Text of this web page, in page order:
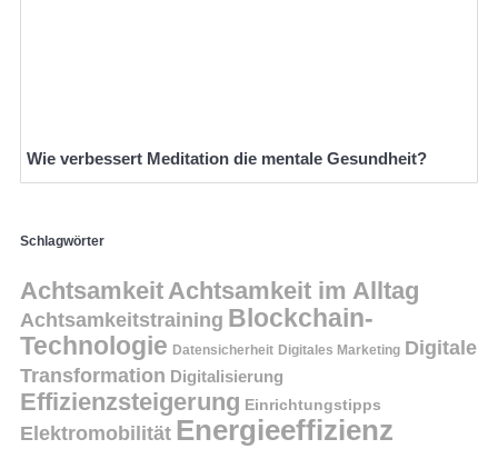
Wie verbessert Meditation die mentale Gesundheit?
Schlagwörter
Achtsamkeit Achtsamkeit im Alltag
Achtsamkeitstraining Blockchain-
Technologie Datensicherheit Digitales Marketing Digitale
Transformation Digitalisierung
Effizienzsteigerung Einrichtungstipps
Elektromobilität Energieeffizienz